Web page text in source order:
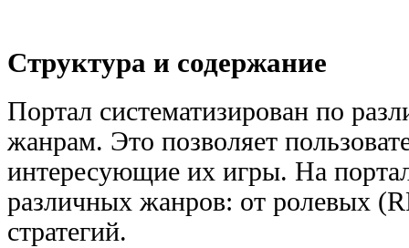
Структура и содержание
Портал систематизирован по
жанрам. Это позволяет
интересующие их игры. На
различных жанров: от ролевых
стратегий.